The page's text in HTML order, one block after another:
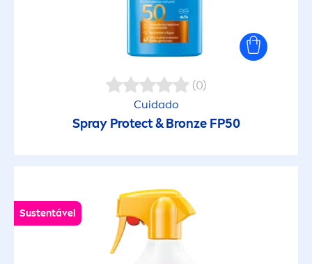
(0)
Cuidado
Spray Protect&BronzeFP50
Sustentável